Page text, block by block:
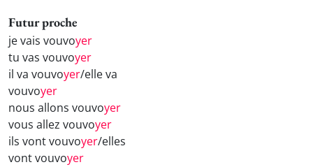
Futur proche
je vais vouvoyer
tu vas vouvoyer
il va vouvoyer/elle va
vouvoyer
nous allons vouvoyer
vous allez vouvoyer
ils vont vouvoyer/elles
vont vouvoyer